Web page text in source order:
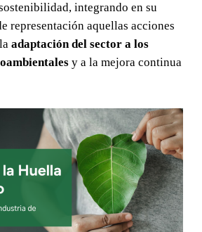
integrando en su
representación aquellas acciones
adaptación del sector a los
y a la mejora continua